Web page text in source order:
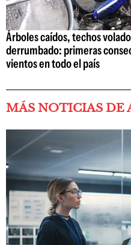
Árboles caídos, techos
derrumbado: primeras
vientos en todo el país
MÁS NOTICIAS DE